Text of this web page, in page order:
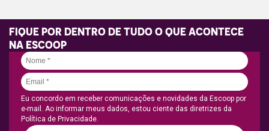
FIQUE POR DENTRO DE TUDO O QUE ACONTECE
NA ESCOOP
Eu concordo em receber comunicações e novidades da Escoop por
e-mail. Ao informar meus dados, estou ciente das diretrizes da
Política de Privacidade.